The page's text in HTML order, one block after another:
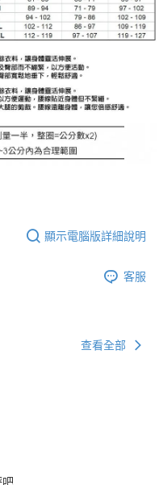
顯示電腦版詳細說明
客服
查看全部